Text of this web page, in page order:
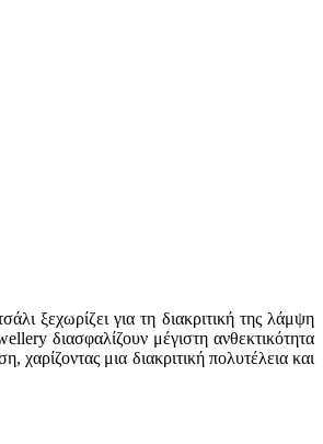
ξεχωρίζει για τη διακριτική της λάμψη
διασφαλίζουν μέγιστη ανθεκτικότητα
χαρίζοντας μια διακριτική πολυτέλεια και